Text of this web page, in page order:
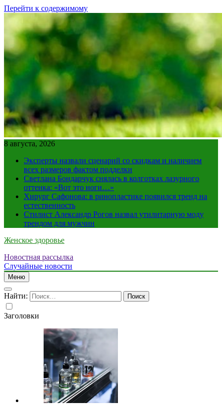
Перейти к содержимому
8 августа, 2026
Эксперты назвали сценарий со скидкам и наличием
всех размеров фактом подделки
Светлана Бондарчук снялась в колготках лазурного
оттенка: «Вот это ноги…»
Хирург Сафонова: в ринопластике появился тренд на
естественность
Стилист Александр Рогов назвал утилитарную моду
трендом для мужчин
Женское здоровье
Новостная рассылка
Случайные новости
Меню
Найти:
Заголовки